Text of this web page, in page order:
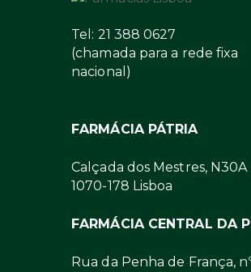
Tel: 21 388 0627
(chamada para a rede fixa
nacional)
FARMÁCIA PÁTRIA
Calçada dos Mestres, N30A
1070-178 Lisboa
FARMÁCIA CENTRAL DA
Rua da Penha de França,